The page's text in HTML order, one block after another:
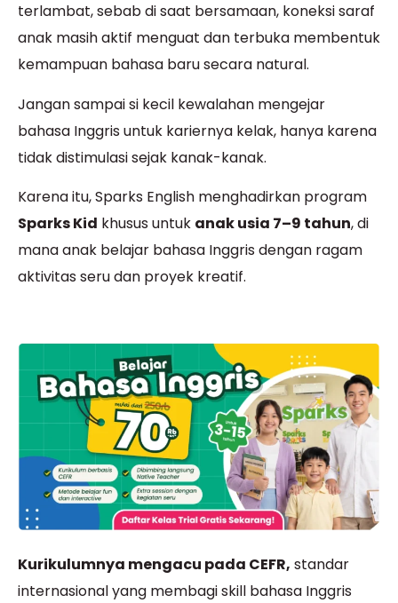
terlambat, sebab di saat bersamaan, koneksi saraf
anak masih aktif menguat dan terbuka membentuk
kemampuan bahasa baru secara natural.
Jangan sampai si kecil kewalahan mengejar
bahasa Inggris untuk kariernya kelak, hanya karena
tidak distimulasi sejak kanak-kanak.
Karena itu, Sparks English menghadirkan program
Sparks Kid khusus untuk anak usia 7–9 tahun, di
mana anak belajar bahasa Inggris dengan ragam
aktivitas seru dan proyek kreatif.
Kurikulumnya mengacu pada CEFR, standar
internasional yang membagi skill bahasa Inggris